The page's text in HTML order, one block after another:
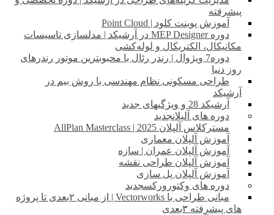
پیشرفته
آموزش پوینت کلود | Point Cloud
دوره MEP Designer در آرشیکد | مدلسازی تاسیسات
مکانیکال، الکتریکال و لوله‌کشی
دوره7 ویژوال | رندر رئال با محبوبترین موتور رندرهای
روز دنیا
طراحی مسکونی نظام مهندسی با روش بیم در
آرشیکد
آرشیکد 28 و ویژگیهای جدید
دوره های آلپلانجدید
مسترکلاس آلپلان 2025 | AllPlan Masterclass
آموزش آلپلان معماری
آموزش آلپلان عمران | سازه
آموزش آلپلان طراحی نقشه
آموزش آلپلان پل سازی
دوره های وکتورورکسجدید
مبانی طراحی با Vectorworks | از مبانی ۲بعدی تا پروژه
های پیشرفته ۳بعدی